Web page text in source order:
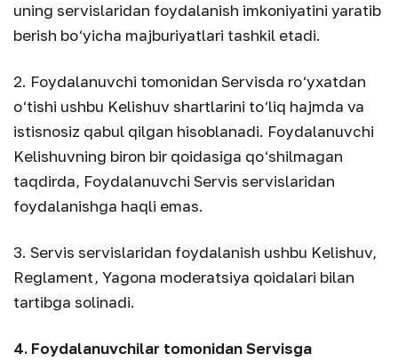
uning servislaridan foydalanish imkoniyatini yaratib
berish bo‘yicha majburiyatlari tashkil etadi.
2. Foydalanuvchi tomonidan Servisda ro‘yxatdan
o‘tishi ushbu Kelishuv shartlarini to‘liq hajmda va
istisnosiz qabul qilgan hisoblanadi. Foydalanuvchi
Kelishuvning biron bir qoidasiga qo‘shilmagan
taqdirda, Foydalanuvchi Servis servislaridan
foydalanishga haqli emas.
3. Servis servislaridan foydalanish ushbu Kelishuv,
Reglament, Yagona moderatsiya qoidalari bilan
tartibga solinadi.
4. Foydalanuvchilar tomonidan Servisga